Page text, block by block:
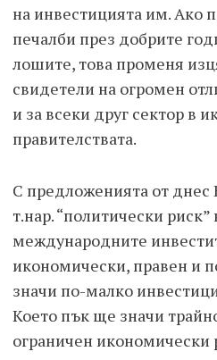
на инвестицията им. Ако
печалби през добрите
лошите, това променя
свидетели на огромен
и за всеки друг сектор в
правителствата.
С предложенията от днес
т.нар. “политически
международните
икономически, правен и
значи по-малко
Което пък ще значи
ограничен икономически